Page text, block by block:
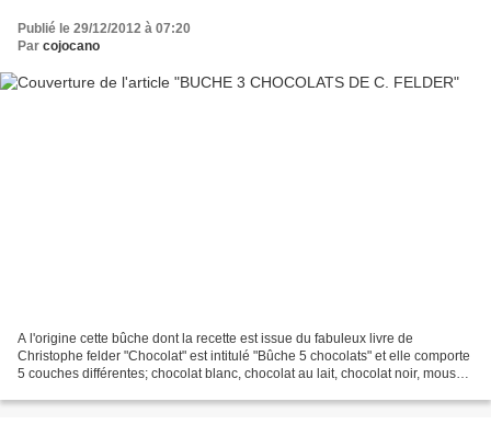
Publié le 29/12/2012 à 07:20
Par cojocano
A l'origine cette bûche dont la recette est issue du fabuleux livre de
Christophe felder "Chocolat" est intitulé "Bûche 5 chocolats" et elle comporte
5 couches différentes; chocolat blanc, chocolat au lait, chocolat noir, mousse